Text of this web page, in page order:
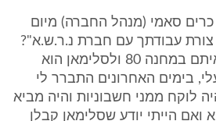
סאמי (מנהל החברה) מיום
"מהי צורת עבודתך עם חברת נ.ר.ש.א"?
ותשובתו: "אני עובד איתם במחנה 80 ולסלימאן הוא
בימים האחרונים התברר לי
לוקח ממני חשבוניות והיה מביא
הייתי יודע שסלימאן קבלן